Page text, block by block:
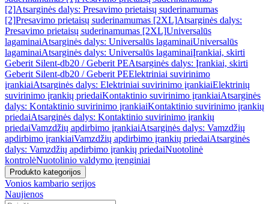
[2]Atsarginės dalys: Presavimo prietaisų suderinamumas
[2]Presavimo prietaisų suderinamumas [2XL]Atsarginės dalys:
Presavimo prietaisų suderinamumas [2XL]Universalūs
lagaminaiAtsarginės dalys: Universalūs lagaminaiUniversalūs
lagaminaiAtsarginės dalys: Universalūs lagaminaiĮrankiai, skirti
Geberit Silent-db20 / Geberit PEAtsarginės dalys: Įrankiai, skirti
Geberit Silent-db20 / Geberit PEElektriniai suvirinimo
įrankiaiAtsarginės dalys: Elektriniai suvirinimo įrankiaiElektrinių
suvirinimo įrankių priedaiKontaktinio suvirinimo įrankiaiAtsarginės
dalys: Kontaktinio suvirinimo įrankiaiKontaktinio suvirinimo įrankių
priedaiAtsarginės dalys: Kontaktinio suvirinimo įrankių
priedaiVamzdžių apdirbimo įrankiaiAtsarginės dalys: Vamzdžių
apdirbimo įrankiaiVamzdžių apdirbimo įrankių priedaiAtsarginės
dalys: Vamzdžių apdirbimo įrankių priedaiNuotolinė
kontrolėNuotolinio valdymo įrenginiai
Produkto kategorijos
Vonios kambario serijos
Naujienos